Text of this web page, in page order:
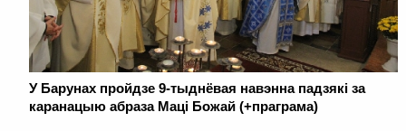
У Барунах пройдзе 9-тыднёвая навэнна падзякі за
каранацыю абраза Маці Божай (+праграма)